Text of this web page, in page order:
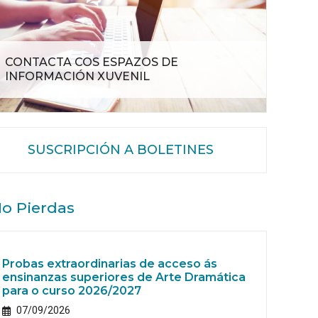
CONTACTA COS ESPAZOS DE
INFORMACIÓN XUVENIL
SUSCRIPCIÓN A BOLETINES
Pierdas
Probas extraordinarias de acceso ás
ensinanzas superiores de Arte Dramática
para o curso 2026/2027
07/09/2026